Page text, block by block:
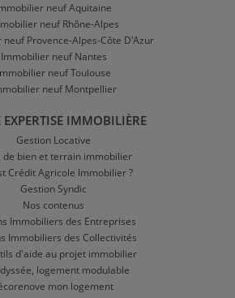
neuf Aquitaine
neuf Rhône-Alpes
Provence-Alpes-Côte D'Azur
Immobilier neuf Nantes
neuf Toulouse
neuf Montpellier
EXPERTISE IMMOBILIÈRE
Gestion Locative
de bien et terrain immobilier
Crédit Agricole Immobilier ?
Gestion Syndic
Nos contenus
Immobiliers des Entreprises
Immobiliers des Collectivités
d'aide au projet immobilier
logement modulable
mon logement